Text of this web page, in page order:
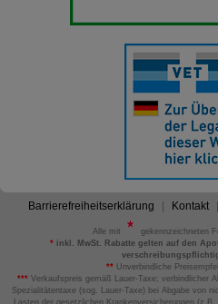
Barrierefreiheitserklärung Kontakt
Alle mit
gekennzeichneten
*inkl. MwSt. Rabatte gelten auf den
** Unverbindliche
*** Verkaufspreis gemäß Lauer-Taxe; verbindlicher
Spezialitätentaxe (sog. Lauer-Taxe) bei Abgabe von
Lasten der gesetzlichen Krankenversicherungen